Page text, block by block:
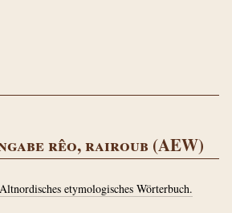
rêo, rairoub (AEW)
etymologisches Wörterbuch.